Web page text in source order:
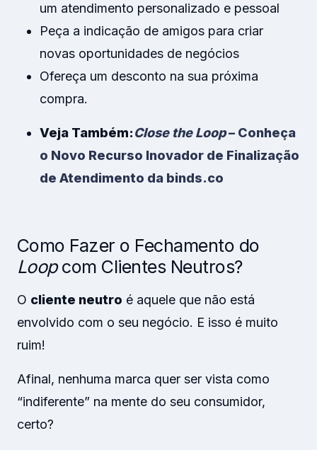
um atendimento personalizado e pessoal
Peça a indicação de amigos para criar
novas oportunidades de negócios
Ofereça um desconto na sua próxima
compra.
Veja Também:Close the Loop– Conheça
o Novo Recurso Inovador de Finalização
de Atendimento da binds.co
Como Fazer o Fechamento do
Loopcom Clientes Neutros?
O cliente neutro é aquele que não está
envolvido com o seu negócio. E isso é muito
ruim!
Afinal, nenhuma marca quer ser vista como
“indiferente” na mente do seu consumidor,
certo?